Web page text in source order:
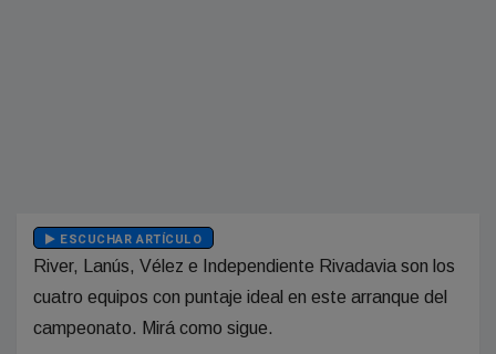
ESCUCHAR ARTÍCULO
River, Lanús, Vélez e Independiente Rivadavia son los
cuatro equipos con puntaje ideal en este arranque del
campeonato. Mirá como sigue.